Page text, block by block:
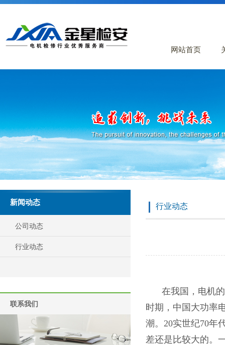
网站首页
新闻动态
公司动态
行业动态
联系我们
行业动态
在我国，电机
时期，中国大功率
潮。 20实世纪70年
差还是比较大的。